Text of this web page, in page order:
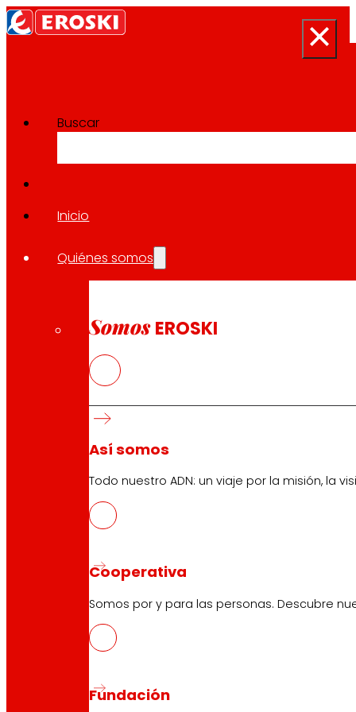
Buscar
Inicio
Quiénes somos
Somos EROSKI
Así somos
Todo nuestro ADN: un viaje por la misión, la
Cooperativa
Somos por y para las personas. Descubre
Fundación
Síguenos
Atención al cliente:
EROSKI Corporativo
Quiénes somos
Compromisos
Inversores
Tiendas EROSKI
Buscador de tiendas
Supermercado Online
Descanso